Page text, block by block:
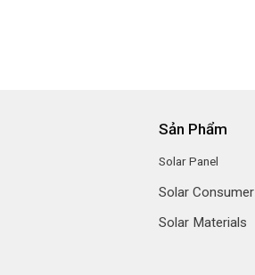
Sản Phẩm
Solar Panel
Solar Consumer
Solar Materials